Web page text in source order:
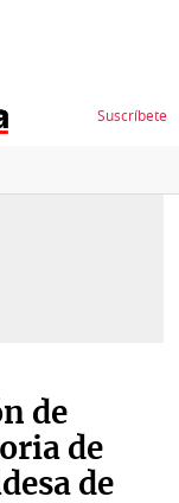
Suscríbete
de
de
de